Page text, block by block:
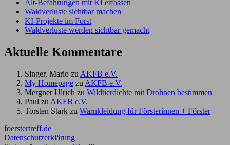
Alt-Befahrungen mit KI erfassen
Waldverluste sichtbar machen
KI-Projekte im Forst
Waldverluste werden sichtbar gemacht
Aktuelle Kommentare
Singer, Mario zu AKFB e.V.
My Homepage zu AKFB e.V.
Mergner Ulrich zu Wildtierdichte mit Drohnen bestimmen
Paul zu AKFB e.V.
Torsten Stark zu Warnkleidung für Försterinnen + Förster
foerstertreff.de
Datenschutzerklärung